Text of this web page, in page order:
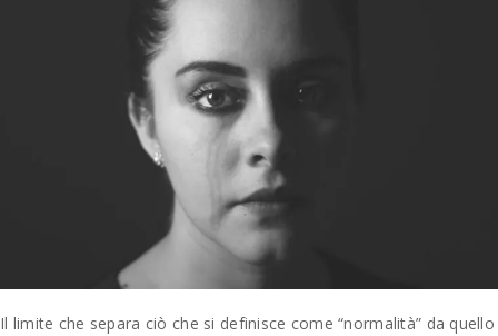
Il limite che separa ciò che si definisce come “normalità” da quello